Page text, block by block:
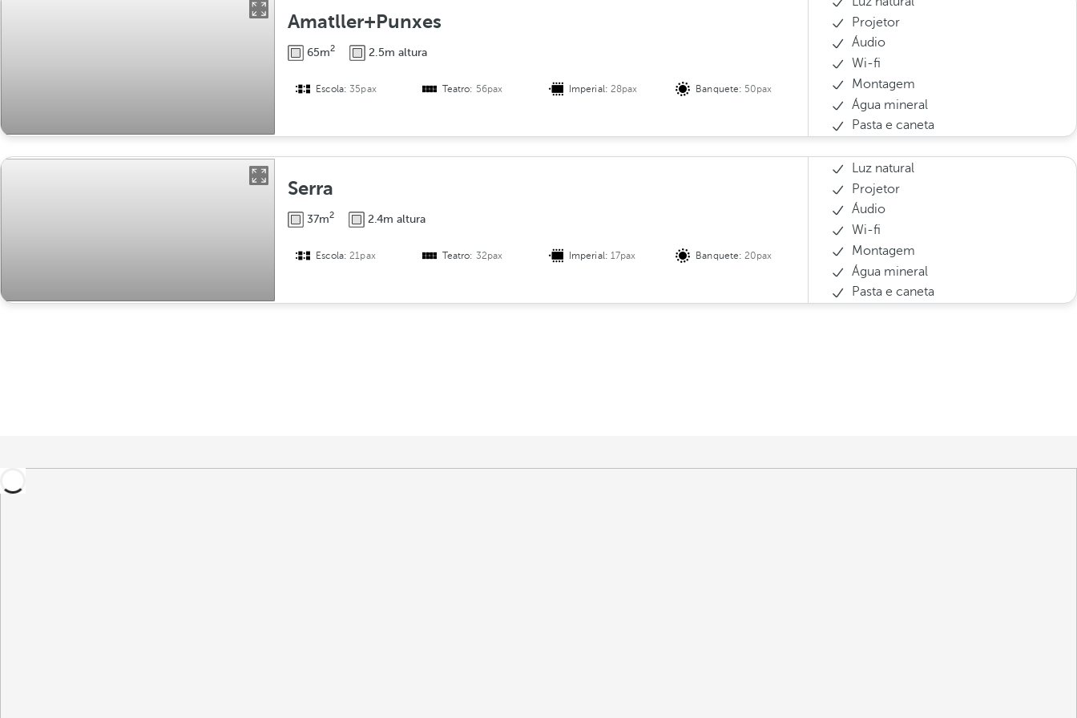
Amatller+Punxes
65m2 2.5m altura
Escola:35pax Teatro: 56pax Imperial: 28pax Banquete: 50pax
Projetor
Áudio
Wi-fi
Montagem
Água mineral
Pasta e caneta
Serra
37m2 2.4m altura
Escola:21pax Teatro: 32pax Imperial: 17pax Banquete: 20pax
Luz natural
Projetor
Áudio
Wi-fi
Montagem
Água mineral
Pasta e caneta